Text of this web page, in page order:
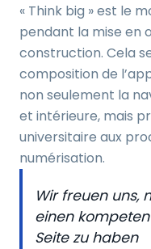
« Think big » est le
pendant la mise en
construction. Cela
composition de
non seulement la
et intérieure, mais
universitaire aux
numérisation.
Wir freuen uns,
einen
Seite zu haben